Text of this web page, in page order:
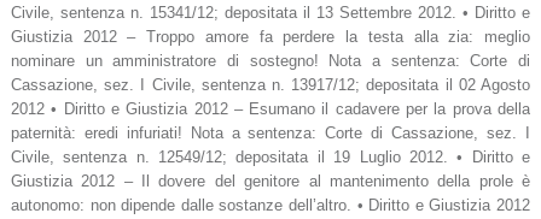
Civile, sentenza n. 15341/12; depositata il 13 Settembre 2012. • Diritto e
Giustizia 2012 – Troppo amore fa perdere la testa alla zia: meglio
nominare un amministratore di sostegno! Nota a sentenza: Corte di
Cassazione, sez. I Civile, sentenza n. 13917/12; depositata il 02 Agosto
2012 • Diritto e Giustizia 2012 – Esumano il cadavere per la prova della
paternità: eredi infuriati! Nota a sentenza: Corte di Cassazione, sez. I
Civile, sentenza n. 12549/12; depositata il 19 Luglio 2012. • Diritto e
Giustizia 2012 – Il dovere del genitore al mantenimento della prole è
autonomo: non dipende dalle sostanze dell’altro. • Diritto e Giustizia 2012